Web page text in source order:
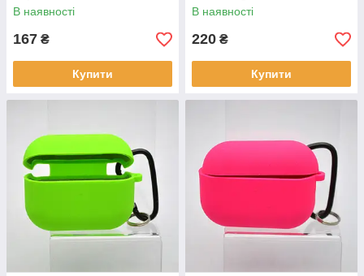
В наявності
167 ₴
Купити
В наявності
220 ₴
Купити